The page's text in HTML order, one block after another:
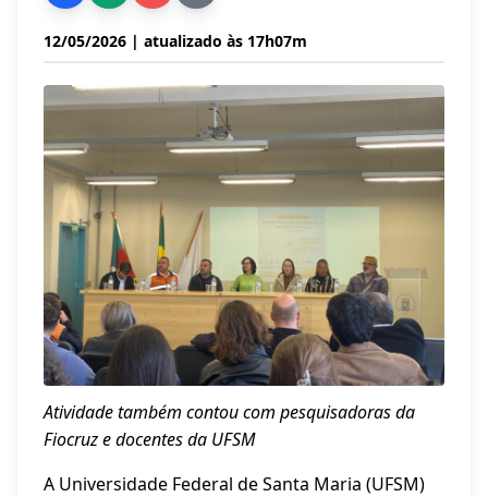
12/05/2026 | atualizado às 17h07m
Atividade também contou com pesquisadoras da
Fiocruz e docentes da UFSM
A Universidade Federal de Santa Maria (UFSM)